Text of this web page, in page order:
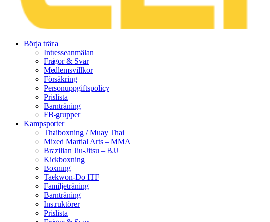
Börja träna
Intresseanmälan
Frågor & Svar
Medlemsvillkor
Försäkring
Personuppgiftspolicy
Prislista
Barnträning
FB-grupper
Kampsporter
Thaiboxning / Muay Thai
Mixed Martial Arts – MMA
Brazilian Jiu-Jitsu – BJJ
Kickboxning
Boxning
Taekwon-Do ITF
Familjeträning
Barnträning
Instruktörer
Prislista